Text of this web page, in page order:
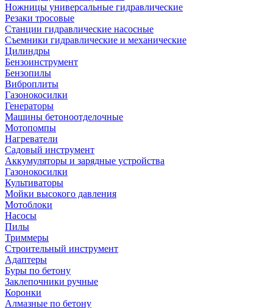
Ножницы универсальные гидравлические
Резаки тросовые
Станции гидравлические насосные
Съемники гидравлические и механические
Цилиндры
Бензоинструмент
Бензопилы
Виброплиты
Газонокосилки
Генераторы
Машины бетоноотделочные
Мотопомпы
Нагреватели
Садовый инструмент
Аккумуляторы и зарядные устройства
Газонокосилки
Культиваторы
Мойки высокого давления
Мотоблоки
Насосы
Пилы
Триммеры
Строительный инструмент
Адаптеры
Буры по бетону
Заклепочники ручные
Коронки
Алмазные по бетону